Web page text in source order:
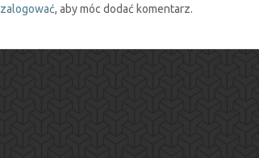
zalogować, aby móc dodać komentarz.